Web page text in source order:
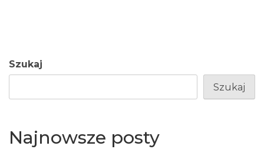
Szukaj
Szukaj
Najnowsze posty